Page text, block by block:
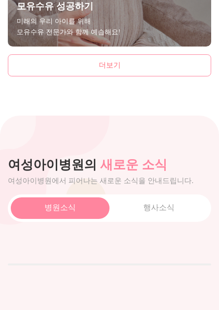
모유수유 성공하기
미래의 우리 아이를 위해
모유수유 전문가와 함께 예습해요!
더보기
여성아이병원의 새로운 소식
여성아이병원에서 피어나는 새로운 소식을 안내드립니다.
병원소식 행사소식